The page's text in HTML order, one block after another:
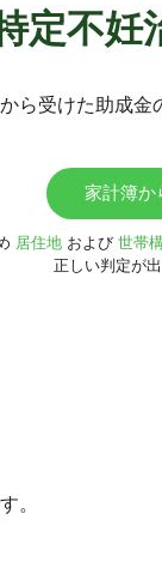
定不妊
ら受けた助成金
家計簿か
居住地および 世帯
正しい判定が
。